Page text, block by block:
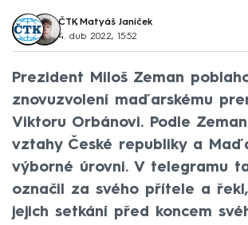
ČTK, Matyáš Janíček
4. dub 2022, 15:52
Prezident Miloš Zeman
znovuzvolení maďarskému
Viktoru Orbánovi. Podle
vztahy České republiky a
výborné úrovni. V telegramu
označil za svého přítele a
jejich setkání před koncem